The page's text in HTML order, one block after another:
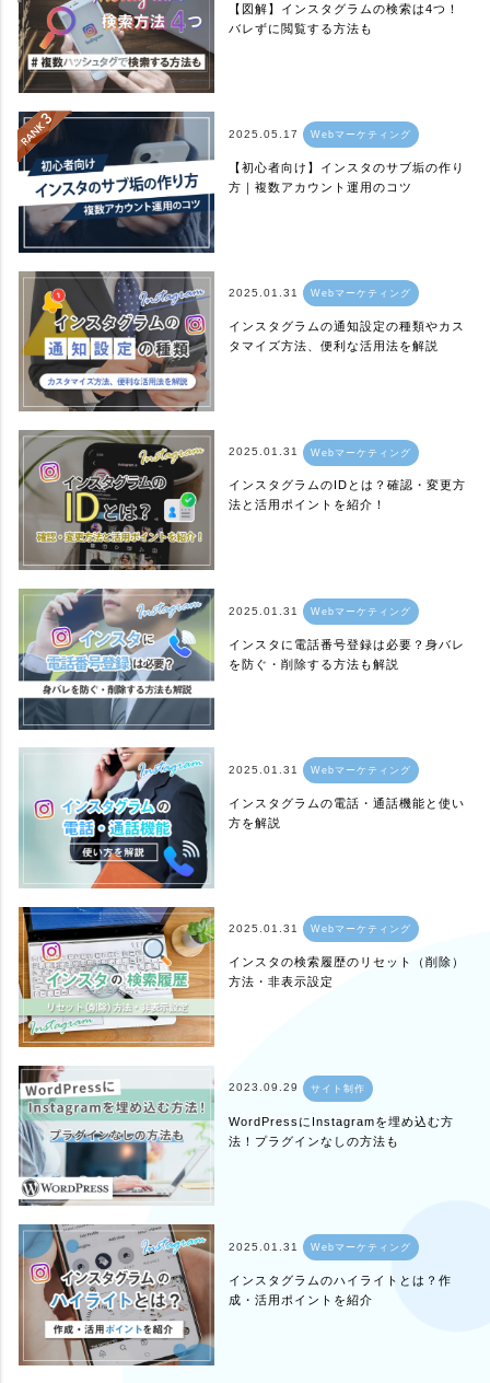
【図解】インスタグラムの検索は4つ！
バレずに閲覧する方法も
2025.05.17 Webマーケティング
【初心者向け】インスタのサブ垢の作り
方｜複数アカウント運用のコツ
2025.01.31 Webマーケティング
インスタグラムの通知設定の種類やカス
タマイズ方法、便利な活用法を解説
2025.01.31 Webマーケティング
インスタグラムのIDとは？確認・変更方
法と活用ポイントを紹介！
2025.01.31 Webマーケティング
インスタに電話番号登録は必要？身バレ
を防ぐ・削除する方法も解説
2025.01.31 Webマーケティング
インスタグラムの電話・通話機能と使い
方を解説
2025.01.31 Webマーケティング
インスタの検索履歴のリセット（削除）
方法・非表示設定
2023.09.29 サイト制作
WordPressにInstagramを埋め込む方
法！プラグインなしの方法も
2025.01.31 Webマーケティング
インスタグラムのハイライトとは？作
成・活用ポイントを紹介